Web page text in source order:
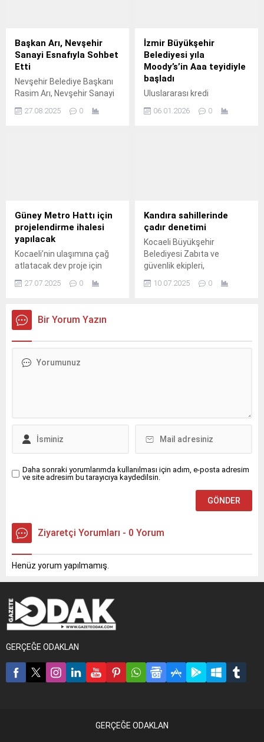
Başkan Arı, Nevşehir
Sanayi Esnafıyla Sohbet
Etti
Nevşehir Belediye Başkanı
Rasim Arı, Nevşehir Sanayi
sohbet etti.
27.08.2025 0
İzmir Büyükşehir
Belediyesi yıla
Moody’s’in Aaa teyidiyle
başladı
Uluslararası kredi
Moody’s, İzmir Büyükşehir
06.01.2026 0
Güney Metro Hattı için
projelendirme ihalesi
yapılacak
Kocaeli’nin ulaşımına çağ
atlatacak dev proje için
27.07.2025 0
Kandıra sahillerinde
çadır denetimi
Kocaeli Büyükşehir
Belediyesi Zabıta ve
güvenlik ekipleri,
plajlarda çevre düzeni ve
10.07.2025 0
Bir Yorum Yazın
Daha sonraki yorumlarımda kullanılması için adım, e-posta adresim
ve site adresim bu tarayıcıya kaydedilsin.
Ziyaretçi Yorumları - 0 Yorum
Henüz yorum yapılmamış.
GERÇEĞE ODAKLAN
GERÇEĞE ODAKLAN